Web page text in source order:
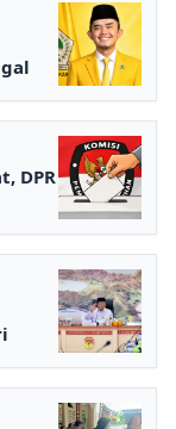
DPR